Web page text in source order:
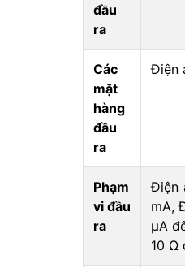
đầu
ra
Các
mặt
hàng
đầu
ra
Điện
Phạm
vi đầu
ra
Điện
mA,
μA
10 Ω